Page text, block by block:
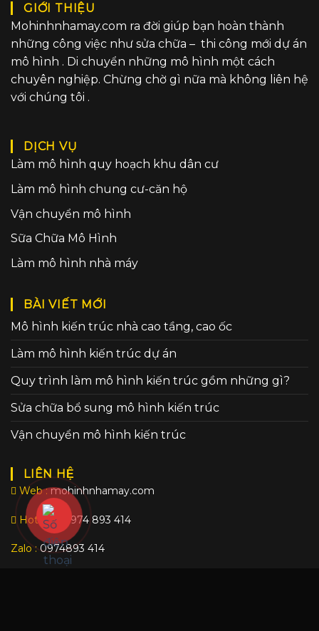
GIỚI THIỆU
Mohinhnhamay.com ra đời giúp bạn hoàn thành
những công việc như sửa chữa – thi công mới dự án
mô hình . Di chuyển những mô hình một cách
chuyên nghiệp. Chừng chờ gì nữa mà không liên hệ
với chúng tôi .
DỊCH VỤ
Làm mô hình quy hoạch khu dân cư
Làm mô hình chung cư-căn hộ
Vận chuyển mô hình
Sữa Chữa Mô Hình
Làm mô hình nhà máy
BÀI VIẾT MỚI
Mô hình kiến trúc nhà cao tầng, cao ốc
Làm mô hình kiến trúc dự án
Quy trình làm mô hình kiến trúc gồm những gì?
Sửa chữa bổ sung mô hình kiến trúc
Vận chuyển mô hình kiến trúc
LIÊN HỆ
Web :mohinhnhamay.com
Hotline : 0974 893 414
Zalo :0974893 414